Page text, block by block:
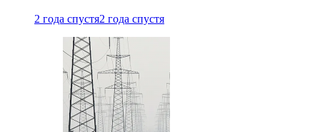
2 года спустя2 года спустя